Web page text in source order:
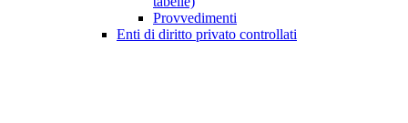
Provvedimenti
Enti di diritto privato controllati